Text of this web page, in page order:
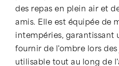
des repas en plein air et
amis. Elle est équipée de
intempéries, garantissant
fournir de l'ombre lors
utilisable tout au long de